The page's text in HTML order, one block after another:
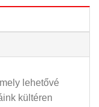
lehetővé
kültéren